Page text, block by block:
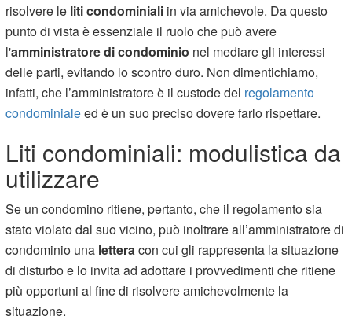
risolvere le liti condominiali in via amichevole. Da questo
punto di vista è essenziale il ruolo che può avere
l'amministratore di condominio nel mediare gli interessi
delle parti, evitando lo scontro duro. Non dimentichiamo,
infatti, che l’amministratore è il custode del regolamento
condominialeed è un suo preciso dovere farlo rispettare.
Liti condominiali: modulistica da
utilizzare
Se un condomino ritiene, pertanto, che il regolamento sia
stato violato dal suo vicino, può inoltrare all’amministratore di
condominio una lettera con cui gli rappresenta la situazione
di disturbo e lo invita ad adottare i provvedimenti che ritiene
più opportuni al fine di risolvere amichevolmente la
situazione.